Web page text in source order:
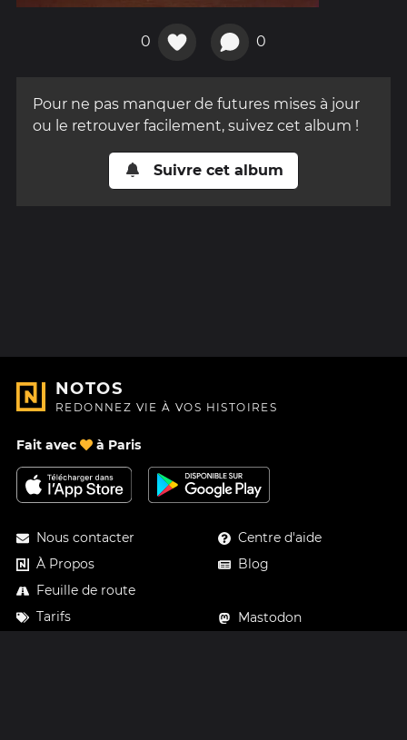
0 0
Pour ne pas manquer de futures mises à jour
ou le retrouver facilement, suivez cet album !
Suivre cet album
NOTOS
REDONNEZ VIE À VOS HISTOIRES
Fait avec à Paris
Nous contacter
À Propos
Feuille de route
Tarifs
Centre d'aide
Blog
Mastodon